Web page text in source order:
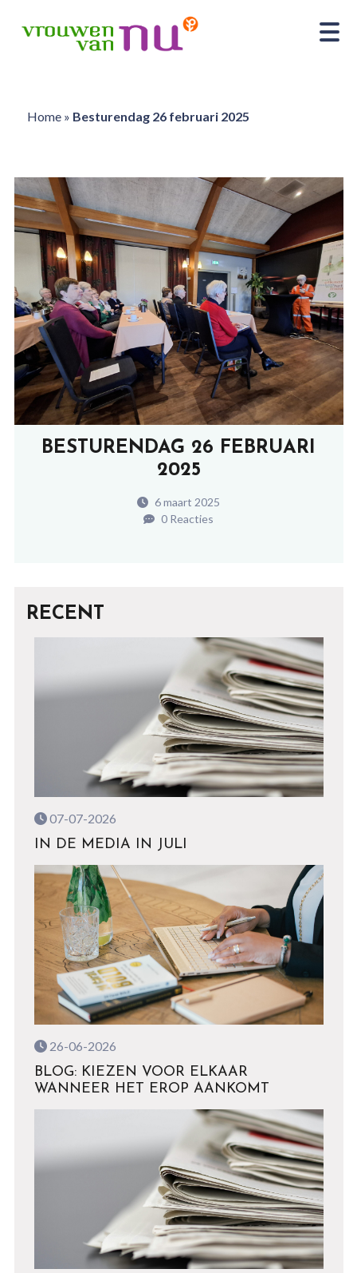
Home» Besturendag 26 februari 2025
BESTURENDAG 26 FEBRUARI
2025
6 maart 2025
0 Reacties
RECENT
07-07-2026
IN DE MEDIA IN JULI
26-06-2026
BLOG: KIEZEN VOOR ELKAAR
WANNEER HET EROP AANKOMT